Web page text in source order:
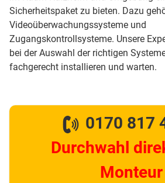
Sicherheitspaket zu bieten. Dazu
Videoüberwachungssysteme und
Zugangskontrollsysteme. Unsere
bei der Auswahl der richtigen
fachgerecht installieren und warten.
0170 817
Durchwahl
Monteur